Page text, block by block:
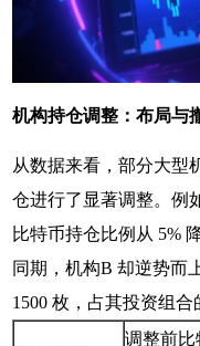
机构持仓调整：布局与
从数据来看，部分大型
仓进行了显著调整。例
比特币持仓比例从 5%
同期，机构B 却逆势而
1500 枚，占其投资组合
调整前比